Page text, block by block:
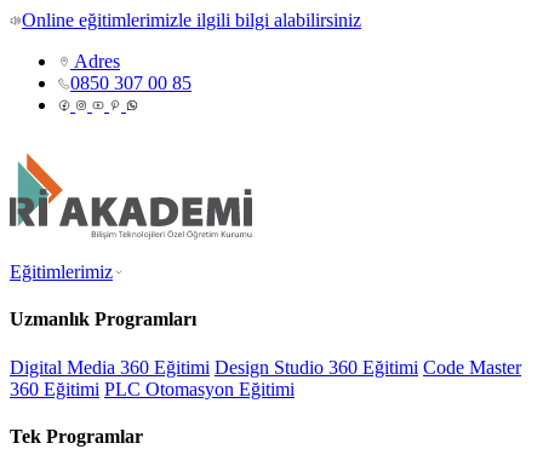
Online eğitimlerimizle ilgili bilgi alabilirsiniz
Adres
0850 307 00 85
Eğitimlerimiz
Uzmanlık Programları
Digital Media 360 Eğitimi Design Studio 360 Eğitimi Code Master
360 Eğitimi PLC Otomasyon Eğitimi
Tek Programlar